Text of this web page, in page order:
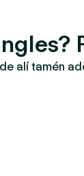
alí tamén